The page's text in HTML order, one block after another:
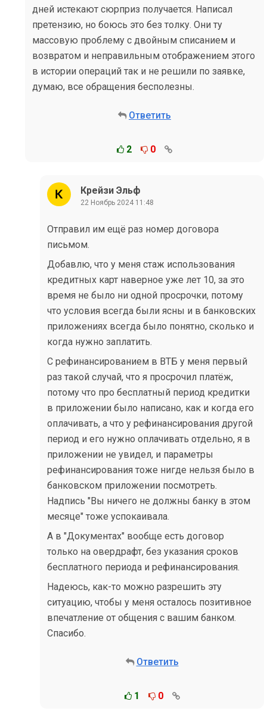
дней истекают сюрприз получается. Написал
претензию, но боюсь это без толку. Они ту
массовую проблему с двойным списанием и
возвратом и неправильным отображением этого
в истории операций так и не решили по заявке,
думаю, все обращения бесполезны.
Ответить
2 0
Крейзи Эльф
22 Ноябрь 2024 11:48
Отправил им ещё раз номер договора
письмом.
Добавлю, что у меня стаж использования
кредитных карт наверное уже лет 10, за это
время не было ни одной просрочки, потому
что условия всегда были ясны и в банковских
приложениях всегда было понятно, сколько и
когда нужно заплатить.
С рефинансированием в ВТБ у меня первый
раз такой случай, что я просрочил платёж,
потому что про бесплатный период кредитки
в приложении было написано, как и когда его
оплачивать, а что у рефинансирования другой
период и его нужно оплачивать отдельно, я в
приложении не увидел, и параметры
рефинансирования тоже нигде нельзя было в
банковском приложении посмотреть.
Надпись "Вы ничего не должны банку в этом
месяце" тоже успокаивала.
А в "Документах" вообще есть договор
только на овердрафт, без указания сроков
бесплатного периода и рефинансирования.
Надеюсь, как-то можно разрешить эту
ситуацию, чтобы у меня осталось позитивное
впечатление от общения с вашим банком.
Спасибо.
Ответить
1 0